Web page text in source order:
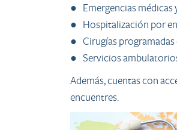
● Emergencias médicas
● Hospitalización por
● Cirugías programadas
● Servicios
Además, cuentas con
encuentres.